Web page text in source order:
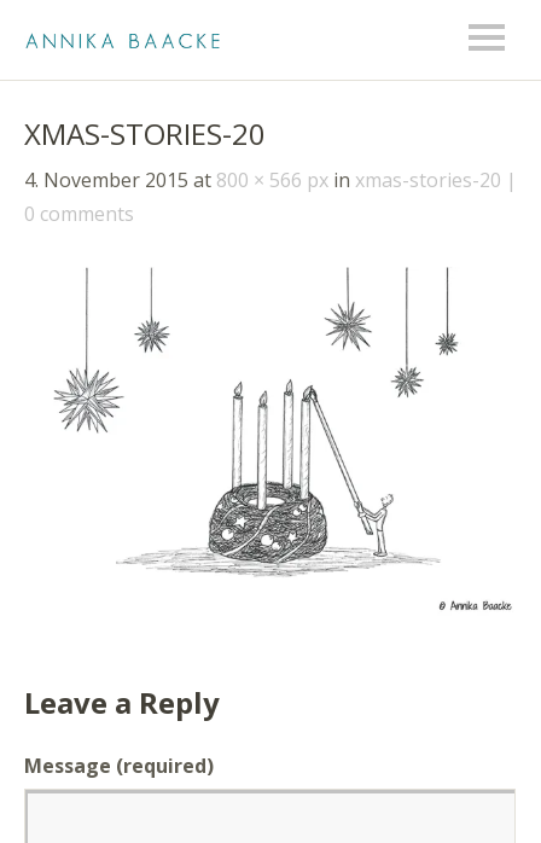
XMAS-STORIES-20
4. November 2015 at 800 × 566 px in xmas-stories-20
0 comments
Leave a Reply
Message (required)